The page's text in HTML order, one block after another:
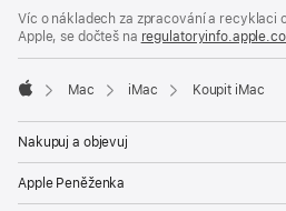
v novém
okně)
Víc o nákladech za zpracování a recyklaci
Apple, se dočteš na
Mac iMac Koupit iMac
Nakupuj a objevuj
Apple Peněženka